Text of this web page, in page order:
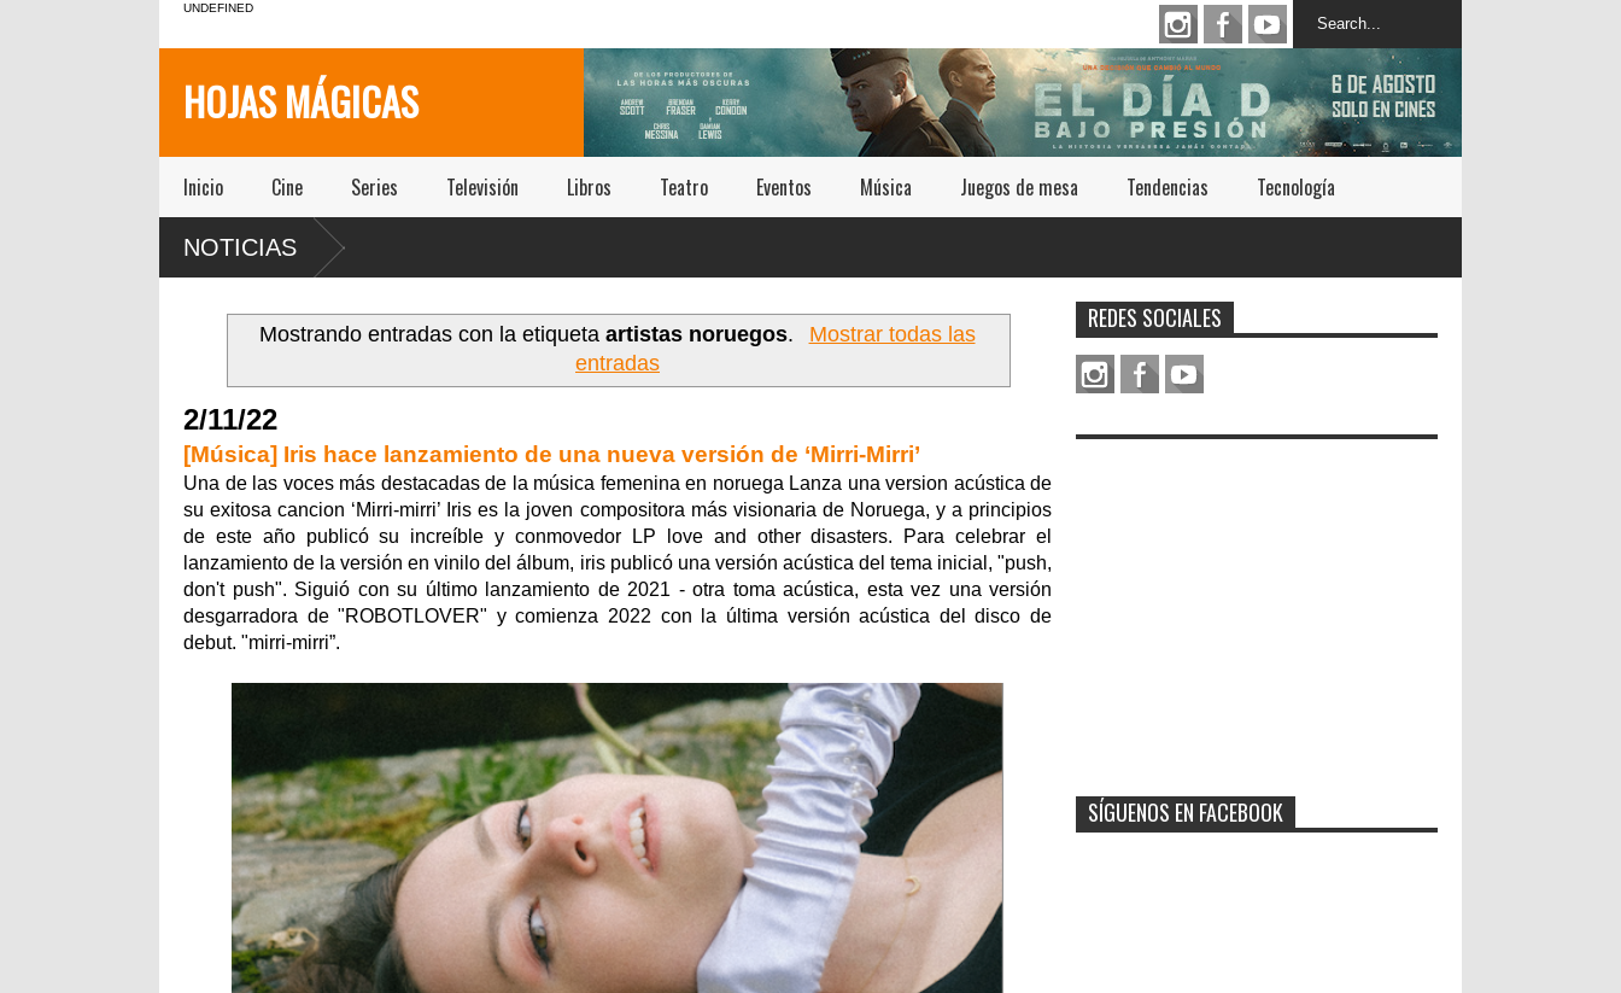
UNDEFINED
HOJAS MÁGICAS
Inicio Cine Series Televisión Libros Teatro Eventos Música Juegos de mesa Tendencias Tecnología
NOTICIAS
Mostrando entradas con la etiquetaartistas noruegos.
Mostrar todas las
entradas
2/11/22
[Música] Iris hace lanzamiento de una nueva versión de ‘Mirri-Mirri’
Una de las voces más destacadas de la música femenina en noruega Lanza una version acústica de
su exitosa cancion ‘Mirri-mirri’ Iris es la joven compositora más visionaria de Noruega, y a principios
de este año publicó su increíble y conmovedor LP love and other disasters. Para celebrar el
lanzamiento de la versión en vinilo del álbum, iris publicó una versión acústica del tema inicial, "push,
don't push". Siguió con su último lanzamiento de 2021 - otra toma acústica, esta vez una versión
desgarradora de "ROBOTLOVER" y comienza 2022 con la última versión acústica del disco de
debut. "mirri-mirri”.
REDES SOCIALES
SÍGUENOS EN FACEBOOK